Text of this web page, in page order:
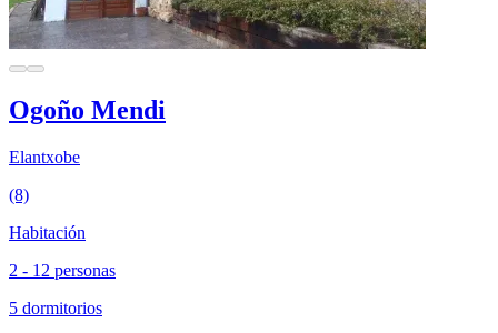
Ogoño Mendi
Elantxobe
(8)
Habitación
2 - 12 personas
5 dormitorios